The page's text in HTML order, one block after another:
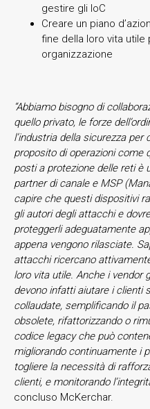
gestire gli IoC
Creare un piano
fine della loro vita utile
organizzazione
“Abbiamo bisogno di
quello privato, le forze
l’industria della sicurezza
proposito di operazioni come
posti a protezione delle reti è
partner di canale e MSP
capire che questi dispositivi
gli autori degli attacchi e
proteggerli adeguatamente
appena vengono rilasciate.
attacchi ricercano
loro vita utile. Anche i vendor
devono infatti aiutare i clienti
collaudate, semplificando il
obsolete, rifattorizzando o
codice legacy che può
migliorando continuamente i
togliere la necessità di
clienti, e monitorando
concluso McKerchar.